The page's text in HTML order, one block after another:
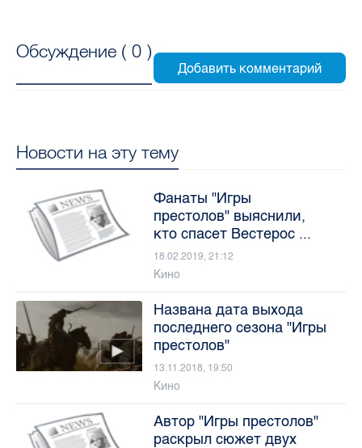
Обсуждение ( 0 )
Новости на эту тему
Фанаты "Игры
престолов" выяснили,
кто спасет Вестерос ...
18.02.2019, 21:12
Кино
Названа дата выхода
последнего сезона "Игры
престолов"
13.11.2018, 19:50
Кино
Автор "Игры престолов"
раскрыл сюжет двух